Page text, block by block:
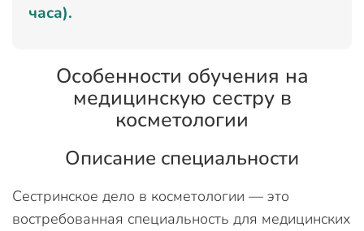
часа).
Особенности обучения на
медицинскую сестру в
косметологии
Описание специальности
Сестринское дело в косметологии — это
востребованная специальность для медицинских